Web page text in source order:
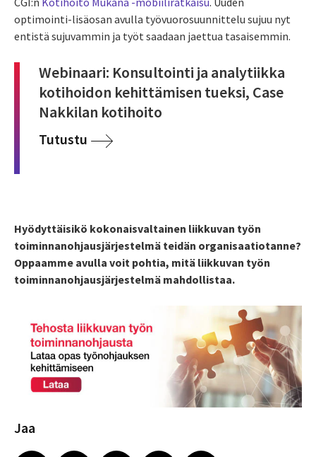
optimointi-lisäosan avulla työvuorosuunnittelu sujuu nyt
entistä sujuvammin ja työt saadaan jaettua tasaisemmin.
Webinaari: Konsultointi ja analytiikka
kotihoidon kehittämisen tueksi, Case
Nakkilan kotihoito
Tutustu
Hyödyttäisikö kokonaisvaltainen liikkuvan työn
toiminnanohjausjärjestelmä teidän organisaatiotanne?
Oppaamme avulla voit pohtia, mitä liikkuvan työn
toiminnanohjausjärjestelmä mahdollistaa.
Jaa